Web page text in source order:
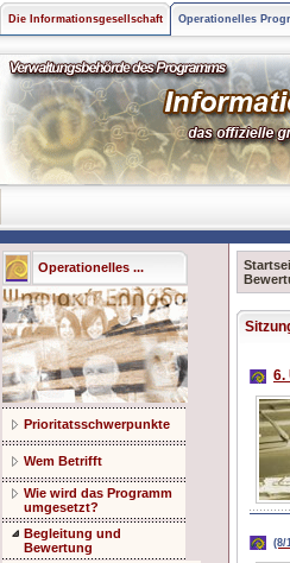
Die Informationsgesellschaft Operationelles
Operationelles ...
Prioritatsschwerpunkte
Wem Betrifft
Wie wird das Programm
umgesetzt?
Begleitung und
Bewertung
6.
(8/